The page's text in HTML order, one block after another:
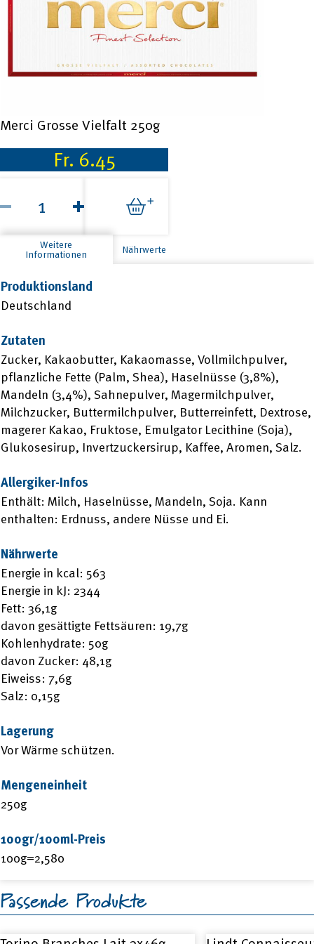
Merci Grosse Vielfalt 250g
Fr. 6.45
Vielfalt
Menge Weitere
Informationen Nährwerte
Produktionsland
Deutschland
Zutaten
Zucker, Kakaobutter, Kakaomasse, Vollmilchpulver,
pflanzliche Fette (Palm, Shea), Haselnüsse (3,8%),
Mandeln (3,4%), Sahnepulver, Magermilchpulver,
Milchzucker, Buttermilchpulver, Butterreinfett, Dextrose,
magerer Kakao, Fruktose, Emulgator Lecithine (Soja),
Glukosesirup, Invertzuckersirup, Kaffee, Aromen, Salz.
Allergiker-Infos
Enthält: Milch, Haselnüsse, Mandeln, Soja. Kann
enthalten: Erdnuss, andere Nüsse und Ei.
Nährwerte
Energie in kcal: 563
Energie in kJ: 2344
Fett: 36,1g
davon gesättigte Fettsäuren: 19,7g
Kohlenhydrate: 50g
davon Zucker: 48,1g
Eiweiss: 7,6g
Salz: 0,15g
Lagerung
Vor Wärme schützen.
Mengeneinheit
250g
100gr/100ml-Preis
100g=2,580
Passende Produkte